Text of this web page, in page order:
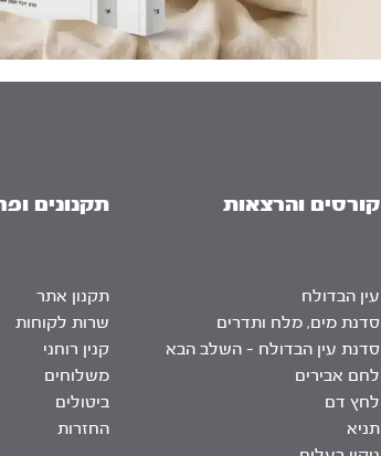
קורסים והרצאות
עין הבדולח
סדנת מים, מלח ותדרים
סדנת עין הבדולח – השלב הבא
לחם אבירים
לחץ דם
תניא
תקנונים
תקנון אתר
שרות לקוחות
קנין רוחני
משלוחים
ביטולים
החזרות